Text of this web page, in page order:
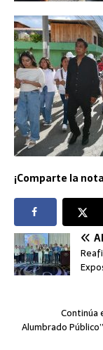
¡Comparte la
Continúa
Alumbrado